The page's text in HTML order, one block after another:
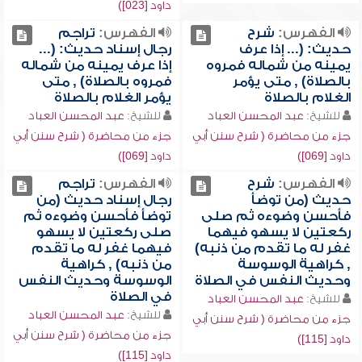
داود [023])
الفهرس: شرح
حديث: (... إذا عرف
يمينه من شماله فمروه
بالصلاة) , متى يؤمر
الغلام بالصلاة
للشيخ: عبد المحسن العباد
جزء من محاضرة ( شرح سنن أبي
داود [069])
الفهرس: تراجم
رجال إسناد حديث: (...
إذا عرف يمينه من شماله
فمروه بالصلاة) , متى
يؤمر الغلام بالصلاة
للشيخ: عبد المحسن العباد
جزء من محاضرة ( شرح سنن أبي
داود [069])
الفهرس: شرح
حديث (من توضأ
فأحسن وضوءه ثم صلى
ركعتين لا يسهو فيهما
غفر له ما تقدم من ذنبه)
, كراهية الوسوسة
وحديث النفس في الصلاة
للشيخ: عبد المحسن العباد
جزء من محاضرة ( شرح سنن أبي
داود [115])
الفهرس: تراجم
رجال إسناد حديث (من
توضأ فأحسن وضوءه ثم
صلى ركعتين لا يسهو
فيهما غفر له ما تقدم
من ذنبه) , كراهية
الوسوسة وحديث النفس
في الصلاة
للشيخ: عبد المحسن العباد
جزء من محاضرة ( شرح سنن أبي
داود [115])